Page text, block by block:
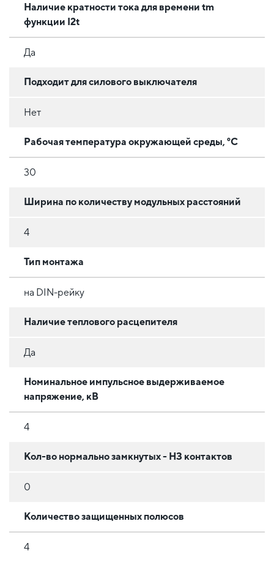
Наличие кратности тока для времени tm
функции I2t
Да
Подходит для силового выключателя
Нет
Рабочая температура окружающей среды, °C
30
Ширина по количеству модульных расстояний
4
Тип монтажа
на DIN-рейку
Наличие теплового расцепителя
Да
Номинальное импульсное выдерживаемое
напряжение, кВ
4
Кол-во нормально замкнутых - НЗ контактов
0
Количество защищенных полюсов
4